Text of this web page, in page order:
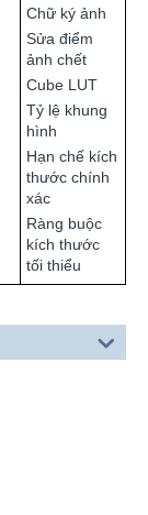
Chữ ký ảnh
Sửa điểm
ảnh chết
Cube LUT
Tỷ lệ khung
hình
Hạn chế kích
thước chính
xác
Ràng buộc
kích thước
tối thiểu